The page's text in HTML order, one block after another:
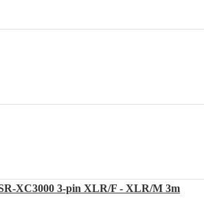
XC3000 3-pin XLR/F - XLR/M 3m